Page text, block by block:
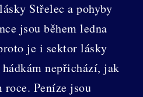
Střelec a pohyby
jsou během ledna
je i sektor lásky
nepřichází, jak
Peníze jsou